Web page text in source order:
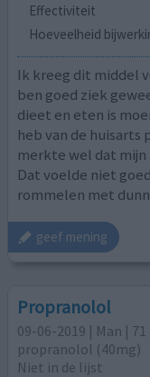
Effectiviteit
Hoeveelheid
Ik kreeg dit middel
ben goed ziek
dieet en eten is
heb van de
merkte wel dat mijn
Dat voelde niet
rommelen met
geef mening
Propranolol
09-06-2019 | Man | 71
propranolol (40mg)
Niet in de lijst